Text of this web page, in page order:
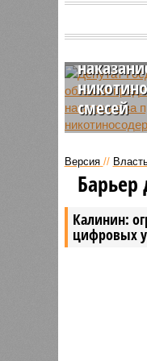
Депутат
смесей
Депутат
выступила
(снюса,
Версия //
Калинин:
цифровых